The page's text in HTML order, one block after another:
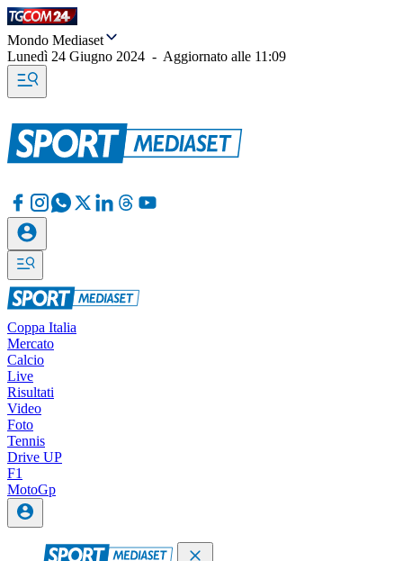
Mondo Mediaset
Lunedì 24 Giugno 2024 - Aggiornato alle 11:09
Coppa Italia
Mercato
Calcio
Live
Risultati
Video
Foto
Tennis
Drive UP
F1
MotoGp